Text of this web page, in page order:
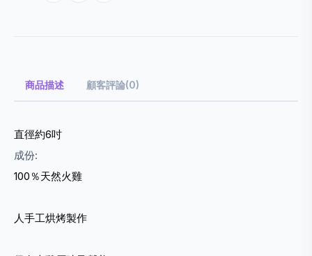
商品描述 顧客評論(0)
直徑約6吋
成份:
100％天然火雞
人手工烘烤製作